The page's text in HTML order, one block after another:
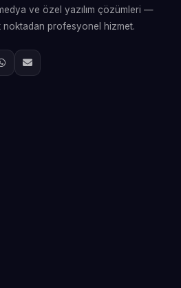
ve özel yazılım çözümleri —
profesyonel hizmet.